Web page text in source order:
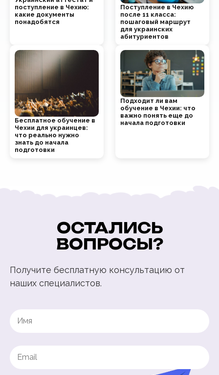
поступление в Чехию:
какие документы
понадобятся
Поступление в Чехию
после 11 класса:
пошаговый маршрут
для украинских
абитуриентов
Бесплатное обучение в
Чехии для украинцев:
что реально нужно
знать до начала
подготовки
Подходит ли вам
обучение в Чехии: что
важно понять еще до
начала подготовки
ОСТАЛИСЬ
ВОПРОСЫ?
Получите бесплатную консультацию от
наших специалистов.